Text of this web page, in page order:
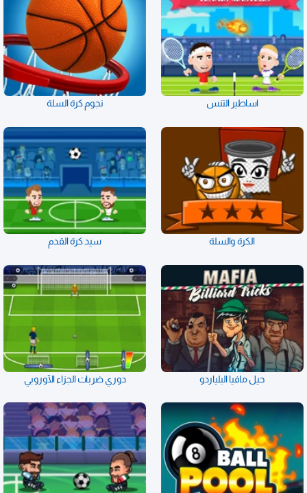
اساطير التنس نجوم كرة السلة
الكرة والسلة سيد كرة القدم
حيل مافيا البلياردو دوري ضربات الجزاء الآوروبي